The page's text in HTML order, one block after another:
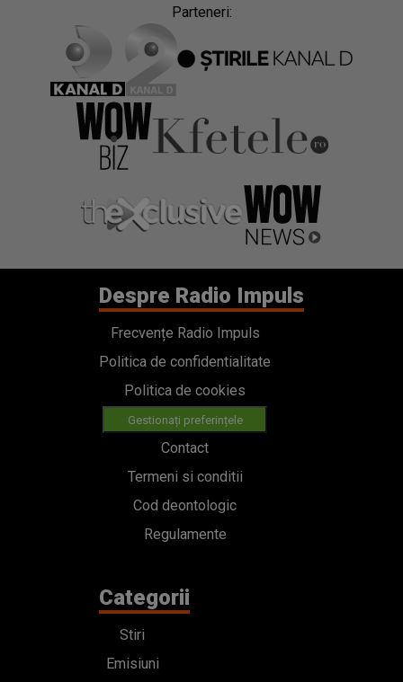
Parteneri:
Despre Radio Impuls
Frecvențe Radio Impuls
Politica de confidentialitate
Politica de cookies
Gestionați preferințele
Contact
Termeni si conditii
Cod deontologic
Regulamente
Categorii
Stiri
Emisiuni